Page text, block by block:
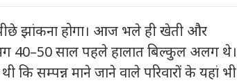
झांकना होगा। आज भले ही खेती और
40–50 साल पहले हालात बिल्कुल अलग थे।
सम्पन्न माने जाने वाले परिवारों के यहां भी